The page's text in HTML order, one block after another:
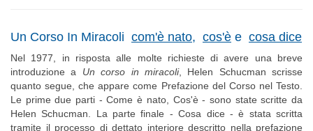
Un Corso In Miracoli com'è nato, cos'è e cosa dice
Nel 1977, in risposta alle molte richieste di avere una breve
introduzione a Un corso in miracoli, Helen Schucman scrisse
quanto segue, che appare come Prefazione del Corso nel Testo.
Le prime due parti - Come è nato, Cos'è - sono state scritte da
Helen Schucman. La parte finale - Cosa dice - è stata scritta
tramite il processo di dettato interiore descritto nella prefazione